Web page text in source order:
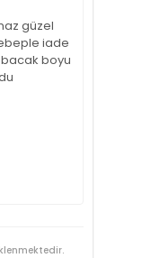
güzel
iade
boyu